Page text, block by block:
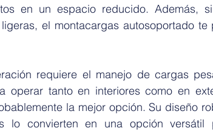
en un espacio reducido. Además,
el montacargas autosoportado te
requiere el manejo de cargas
operar tanto en interiores como en
la mejor opción. Su diseño
lo convierten en una opción